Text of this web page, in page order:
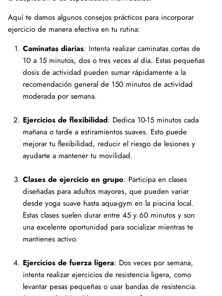
Aquí te damos algunos consejos prácticos para incorporar
ejercicio de manera efectiva en tu rutina:
Caminatas diarias: Intenta realizar caminatas cortas de
10 a 15 minutos, dos o tres veces al día. Estas pequeñas
dosis de actividad pueden sumar rápidamente a la
recomendación general de 150 minutos de actividad
moderada por semana.
Ejercicios de flexibilidad: Dedica 10-15 minutos cada
mañana o tarde a estiramientos suaves. Esto puede
mejorar tu flexibilidad, reducir el riesgo de lesiones y
ayudarte a mantener tu movilidad.
Clases de ejercicio en grupo: Participa en clases
diseñadas para adultos mayores, que pueden variar
desde yoga suave hasta aqua-gym en la piscina local.
Estas clases suelen durar entre 45 y 60 minutos y son
una excelente oportunidad para socializar mientras te
mantienes activo.
Ejercicios de fuerza ligera: Dos veces por semana,
intenta realizar ejercicios de resistencia ligera, como
levantar pesas pequeñas o usar bandas de resistencia.